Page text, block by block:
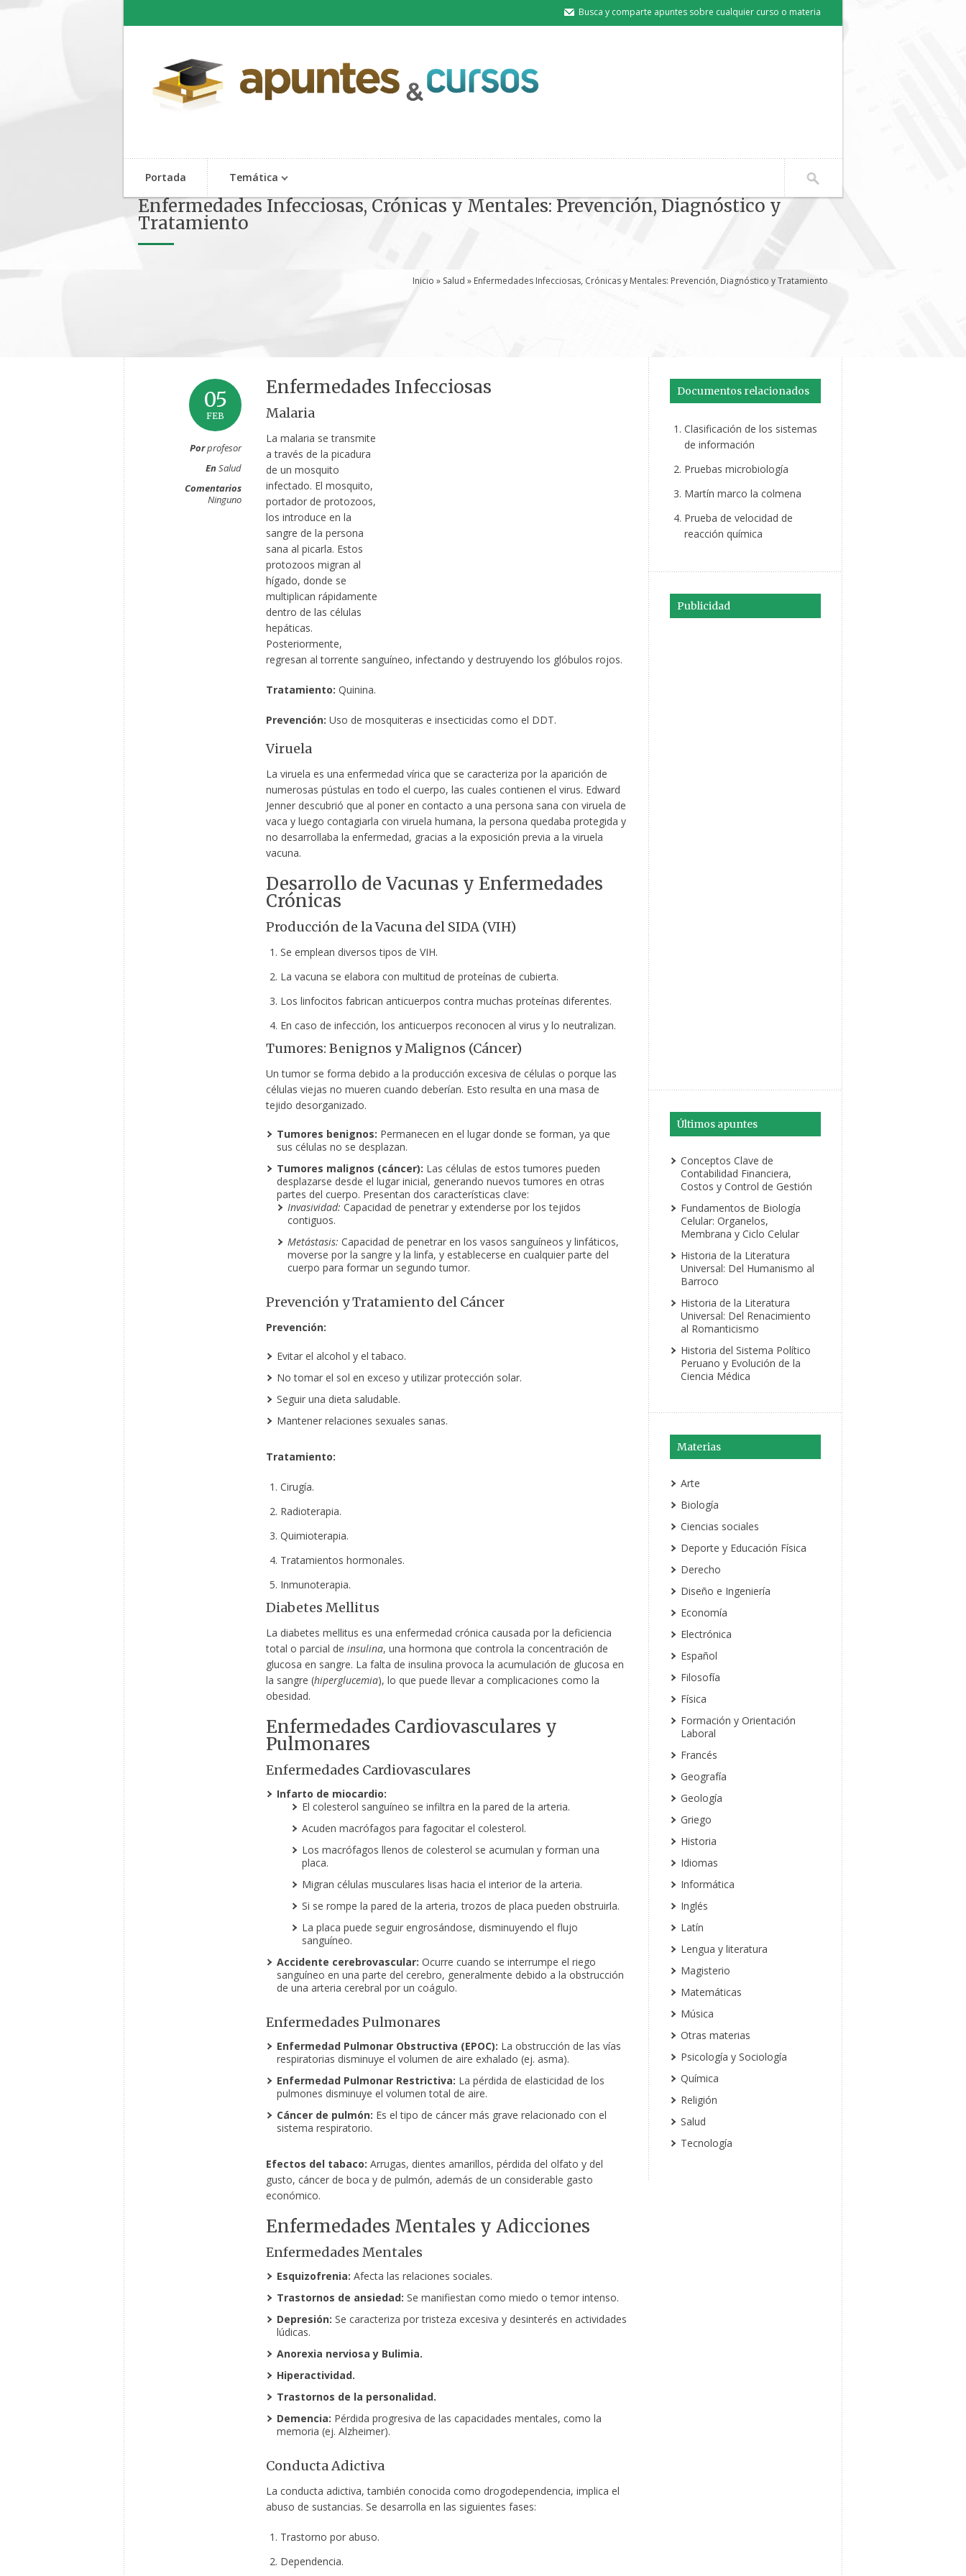
Busca y comparte apuntes sobre cualquier curso o materia
Portada Temática
Enfermedades Infecciosas, Crónicas y Mentales: Prevención, Diagnóstico y
Tratamiento
Inicio » Salud » Enfermedades Infecciosas, Crónicas y Mentales: Prevención, Diagnóstico y Tratamiento
05
FEB
Porprofesor
EnSalud
Comentarios
Ninguno
Enfermedades Infecciosas
Malaria
La malaria se transmite
a través de la picadura
de un mosquito
infectado. El mosquito,
portador de protozoos,
los introduce en la
sangre de la persona
sana al picarla. Estos
protozoos migran al
hígado, donde se
multiplican rápidamente
dentro de las células
hepáticas.
Posteriormente,
regresan al torrente sanguíneo, infectando y destruyendo los glóbulos rojos.
Tratamiento: Quinina.
Prevención: Uso de mosquiteras e insecticidas como el DDT.
Viruela
La viruela es una enfermedad vírica que se caracteriza por la aparición de
numerosas pústulas en todo el cuerpo, las cuales contienen el virus. Edward
Jenner descubrió que al poner en contacto a una persona sana con viruela de
vaca y luego contagiarla con viruela humana, la persona quedaba protegida y
no desarrollaba la enfermedad, gracias a la exposición previa a la viruela
vacuna.
Desarrollo de Vacunas y Enfermedades
Crónicas
Producción de la Vacuna del SIDA (VIH)
Se emplean diversos tipos de VIH.
La vacuna se elabora con multitud de proteínas de cubierta.
Los linfocitos fabrican anticuerpos contra muchas proteínas diferentes.
En caso de infección, los anticuerpos reconocen al virus y lo neutralizan.
Tumores: Benignos y Malignos (Cáncer)
Un tumor se forma debido a la producción excesiva de células o porque las
células viejas no mueren cuando deberían. Esto resulta en una masa de
tejido desorganizado.
Tumores benignos: Permanecen en el lugar donde se forman, ya que
sus células no se desplazan.
Tumores malignos (cáncer): Las células de estos tumores pueden
desplazarse desde el lugar inicial, generando nuevos tumores en otras
partes del cuerpo. Presentan dos características clave:
Invasividad: Capacidad de penetrar y extenderse por los tejidos
contiguos.
Metástasis: Capacidad de penetrar en los vasos sanguíneos y linfáticos,
moverse por la sangre y la linfa, y establecerse en cualquier parte del
cuerpo para formar un segundo tumor.
Prevención y Tratamiento del Cáncer
Prevención:
Evitar el alcohol y el tabaco.
No tomar el sol en exceso y utilizar protección solar.
Seguir una dieta saludable.
Mantener relaciones sexuales sanas.
Tratamiento:
Cirugía.
Radioterapia.
Quimioterapia.
Tratamientos hormonales.
Inmunoterapia.
Diabetes Mellitus
La diabetes mellitus es una enfermedad crónica causada por la deficiencia
total o parcial de insulina, una hormona que controla la concentración de
glucosa en sangre. La falta de insulina provoca la acumulación de glucosa en
la sangre (hiperglucemia), lo que puede llevar a complicaciones como la
obesidad.
Enfermedades Cardiovasculares y
Pulmonares
Enfermedades Cardiovasculares
Infarto de miocardio:
El colesterol sanguíneo se infiltra en la pared de la arteria.
Acuden macrófagos para fagocitar el colesterol.
Los macrófagos llenos de colesterol se acumulan y forman una
placa.
Migran células musculares lisas hacia el interior de la arteria.
Si se rompe la pared de la arteria, trozos de placa pueden obstruirla.
La placa puede seguir engrosándose, disminuyendo el flujo
sanguíneo.
Accidente cerebrovascular: Ocurre cuando se interrumpe el riego
sanguíneo en una parte del cerebro, generalmente debido a la obstrucción
de una arteria cerebral por un coágulo.
Enfermedades Pulmonares
Enfermedad Pulmonar Obstructiva (EPOC): La obstrucción de las vías
respiratorias disminuye el volumen de aire exhalado (ej. asma).
Enfermedad Pulmonar Restrictiva: La pérdida de elasticidad de los
pulmones disminuye el volumen total de aire.
Cáncer de pulmón: Es el tipo de cáncer más grave relacionado con el
sistema respiratorio.
Efectos del tabaco: Arrugas, dientes amarillos, pérdida del olfato y del
gusto, cáncer de boca y de pulmón, además de un considerable gasto
económico.
Enfermedades Mentales y Adicciones
Enfermedades Mentales
Esquizofrenia: Afecta las relaciones sociales.
Trastornos de ansiedad: Se manifiestan como miedo o temor intenso.
Depresión: Se caracteriza por tristeza excesiva y desinterés en actividades
lúdicas.
Anorexia nerviosa y Bulimia.
Hiperactividad.
Trastornos de la personalidad.
Demencia: Pérdida progresiva de las capacidades mentales, como la
memoria (ej. Alzheimer).
Conducta Adictiva
La conducta adictiva, también conocida como drogodependencia, implica el
abuso de sustancias. Se desarrolla en las siguientes fases:
Trastorno por abuso.
Dependencia.
Documentos relacionados
Clasificación de los sistemas
de información
Pruebas microbiología
Martín marco la colmena
Prueba de velocidad de
reacción química
Publicidad
Últimos apuntes
Conceptos Clave de
Contabilidad Financiera,
Costos y Control de Gestión
Fundamentos de Biología
Celular: Organelos,
Membrana y Ciclo Celular
Historia de la Literatura
Universal: Del Humanismo al
Barroco
Historia de la Literatura
Universal: Del Renacimiento
al Romanticismo
Historia del Sistema Político
Peruano y Evolución de la
Ciencia Médica
Materias
Arte
Biología
Ciencias sociales
Deporte y Educación Física
Derecho
Diseño e Ingeniería
Economía
Electrónica
Español
Filosofía
Física
Formación y Orientación
Laboral
Francés
Geografía
Geología
Griego
Historia
Idiomas
Informática
Inglés
Latín
Lengua y literatura
Magisterio
Matemáticas
Música
Otras materias
Psicología y Sociología
Química
Religión
Salud
Tecnología